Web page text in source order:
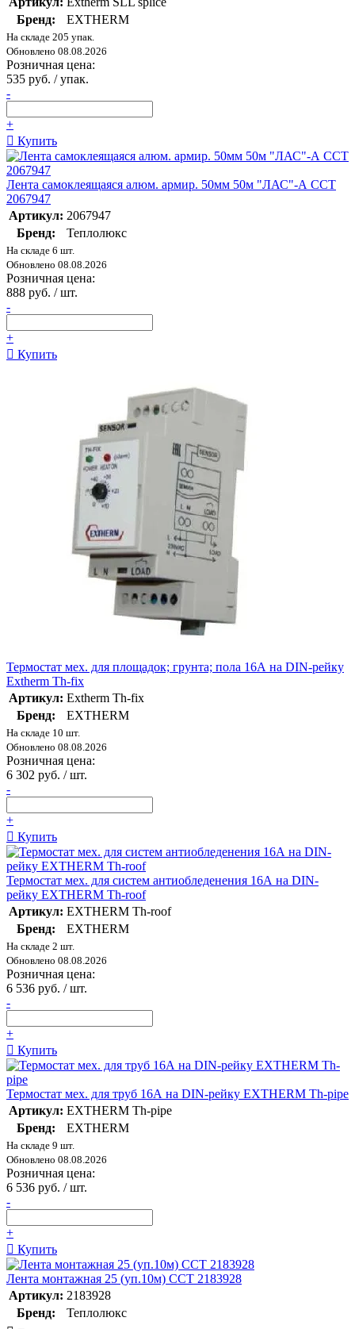
Бренд:
EXTHERM
На складе 205 упак.
Обновлено 08.08.2026
Розничная цена:
535 руб. / упак.
-
+
Купить
Лента самоклеящаяся алюм. армир. 50мм 50м "ЛАС"-А ССТ
2067947
Артикул: 2067947
Бренд:
Теплолюкс
На складе 6 шт.
Обновлено 08.08.2026
Розничная цена:
888 руб. / шт.
-
+
Купить
Термостат мех. для площадок; грунта; пола 16А на DIN-рейку
Extherm Th-fix
Артикул: Extherm Th-fix
Бренд:
EXTHERM
На складе 10 шт.
Обновлено 08.08.2026
Розничная цена:
6 302 руб. / шт.
-
+
Купить
Термостат мех. для систем антиобледенения 16А на DIN-
рейку EXTHERM Th-roof
Артикул: EXTHERM Th-roof
Бренд:
EXTHERM
На складе 2 шт.
Обновлено 08.08.2026
Розничная цена:
6 536 руб. / шт.
-
+
Купить
Термостат мех. для труб 16А на DIN-рейку EXTHERM Th-pipe
Артикул: EXTHERM Th-pipe
Бренд:
EXTHERM
На складе 9 шт.
Обновлено 08.08.2026
Розничная цена:
6 536 руб. / шт.
-
+
Купить
Лента монтажная 25 (уп.10м) ССТ 2183928
Артикул: 2183928
Бренд:
Теплолюкс